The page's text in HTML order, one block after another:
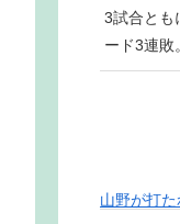
3試合とも
ード3連敗。
山野が打た